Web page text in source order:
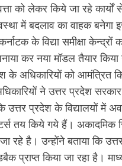
को लेकर किये जा रहे
में बदलाव का वाहक बनेगा
के विद्या समीक्षा
कर नया मॉडल तैयार किया
के अधिकारियों को आमंत्रित
ने उत्तर प्रदेश सरकार
उत्तर प्रदेश के विद्यालयों
तय किये गये हैं। अकादमिक
रहे है। उन्होंने बताया कि
प्राप्त किया जा रहा है।